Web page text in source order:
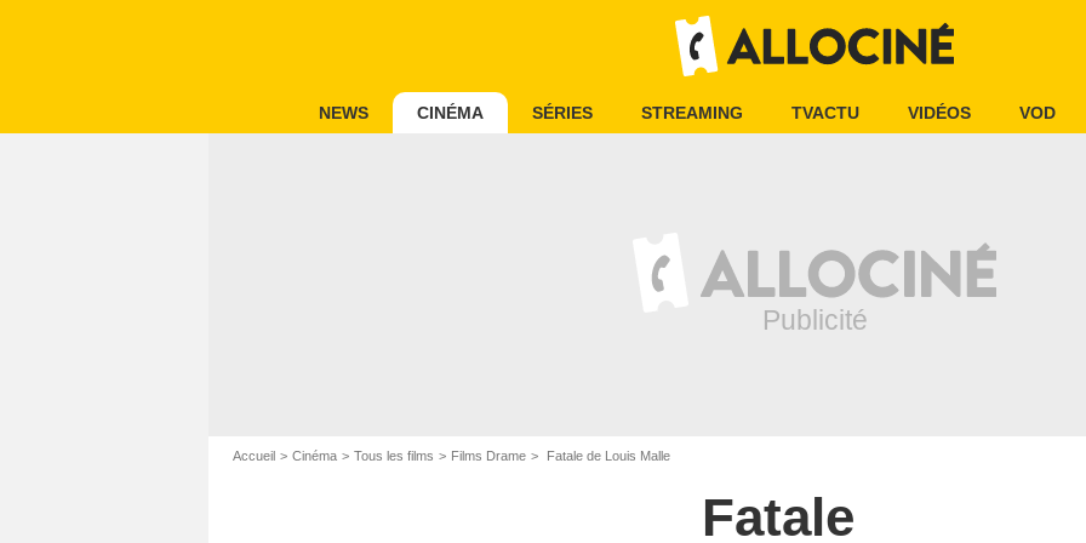
NEWS CINÉMA SÉRIES STREAMING TVACTU VIDÉOS VOD
Accueil Cinéma Tous les films Films Drame Fatale de Louis Malle
Fatale